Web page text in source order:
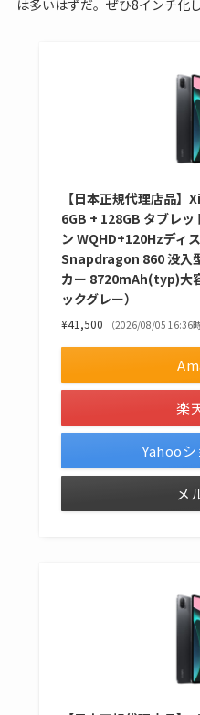
は多いはずだ。ぜひ8インチ化
【日本正規代理店品
6GB + 128GB タブレ
ン WQHD+120Hzディ
Snapdragon 860 没入
カー 8720mAh(typ)大
ックグレー）
¥41,500 （2026/08/05 16:36
楽
Yahoo
メ